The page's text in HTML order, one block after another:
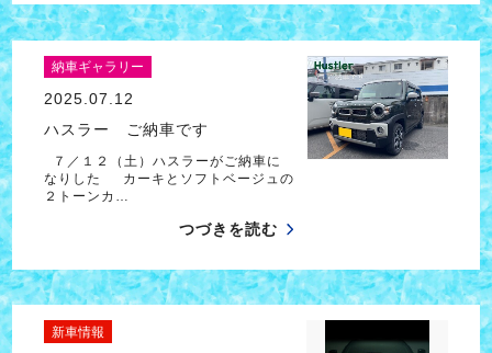
納車ギャラリー
2025.07.12
ハスラー ご納車です
７／１２（土）ハスラーがご納車に
なりした カーキとソフトベージュの
２トーンカ…
つづきを読む
新車情報